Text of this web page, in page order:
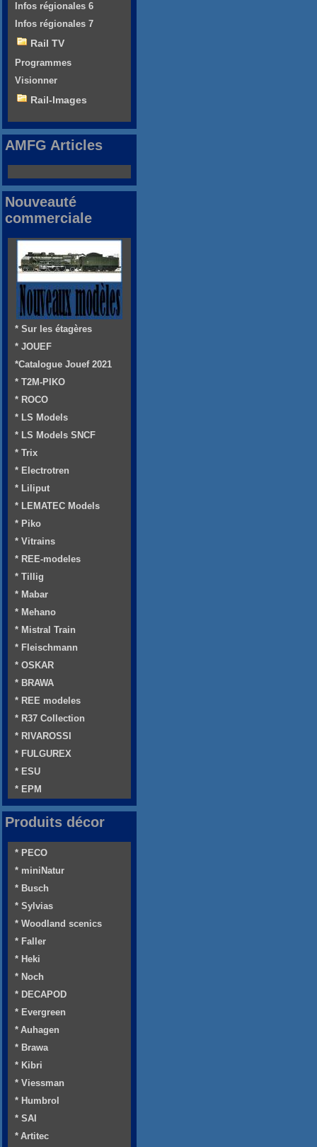
Infos régionales 6
Infos régionales 7
Rail TV
Programmes
Visionner
Rail-Images
AMFG Articles
Nouveauté
commerciale
* Sur les étagères
* JOUEF
*Catalogue Jouef 2021
* T2M-PIKO
* ROCO
* LS Models
* LS Models SNCF
* Trix
* Electrotren
* Liliput
* LEMATEC Models
* Piko
* Vitrains
* REE-modeles
* Tillig
* Mabar
* Mehano
* Mistral Train
* Fleischmann
* OSKAR
* BRAWA
* REE modeles
* R37 Collection
* RIVAROSSI
* FULGUREX
* ESU
* EPM
Produits décor
* PECO
* miniNatur
* Busch
* Sylvias
* Woodland scenics
* Faller
* Heki
* Noch
* DECAPOD
* Evergreen
* Auhagen
* Brawa
* Kibri
* Viessman
* Humbrol
* SAI
* Artitec